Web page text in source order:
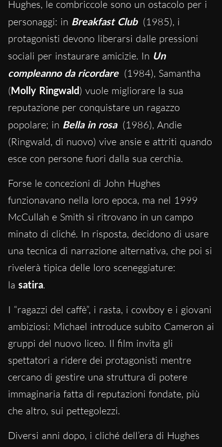
Hughes, le combriccole sono un ostacolo per i
personaggi: in Breakfast Club (1985), i
protagonisti devono liberarsi dalle pressioni
sociali per instaurare amicizie. In Un
compleanno da ricordare (1984), Samantha
(Molly Ringwald) vuole migliorare la sua
reputazione per conquistare un ragazzo
popolare; in Bella in rosa (1986), Andie
(Ringwald, di nuovo) vive ansie e attriti quando
esce con persone fuori dalla sua cerchia.
Forse le concezioni di John Hughes
funzionavano nella loro epoca, ma nel 1999
McCullah e Smith si ritrovano in un campo
minato di cliché. In risposta, decidono di usare
una tecnica di narrazione alternativa, che poi si
rivelerà tipica delle loro sceneggiature:
la satira.
I “ragazzi del caffè”, i rasta, i cowboy e i giovani
ambiziosi: Michael introduce subito Cameron ai
gruppi del nuovo liceo. Il film invita gli
spettatori a ridere dei protagonisti mentre
cercano di gestire una struttura di potere
immaginaria fatta di reputazioni fondate, più
che altro, sui pettegolezzi.
Diversi anni dopo, i cliché dell’era di Hughes